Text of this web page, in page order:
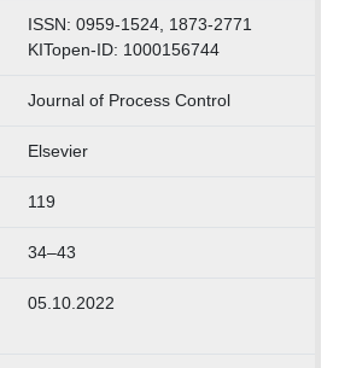
ISSN: 0959-1524, 1873-2771
KITopen-ID: 1000156744
Journal of Process Control
Elsevier
119
34–43
05.10.2022